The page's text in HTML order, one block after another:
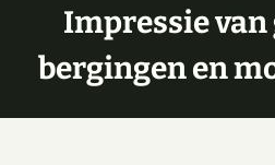
Impressie
bergingen en